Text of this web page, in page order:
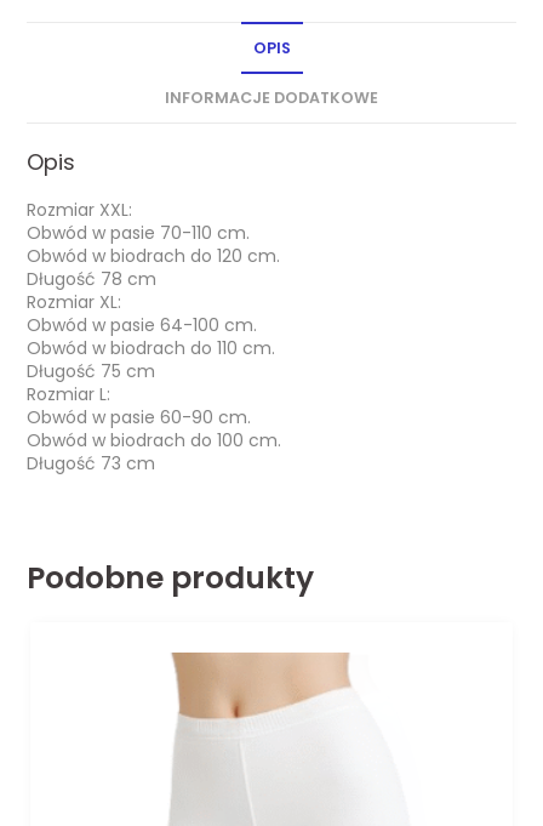
OPIS
INFORMACJE DODATKOWE
Opis
Rozmiar XXL:
Obwód w pasie 70-110 cm.
Obwód w biodrach do 120 cm.
Długość 78 cm
Rozmiar XL:
Obwód w pasie 64-100 cm.
Obwód w biodrach do 110 cm.
Długość 75 cm
Rozmiar L:
Obwód w pasie 60-90 cm.
Obwód w biodrach do 100 cm.
Długość 73 cm
Podobne produkty